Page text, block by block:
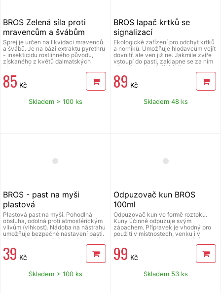
BROS Zelená síla proti
mravencům a švábům
300ml
Sprej je určen na likvidaci mravenců
a švábů. Je na bázi extraktu pyrethru
- insekticidu rostlinného původu,
získaného z květů dalmatských
chryzantém.
85 Kč
Skladem > 100 ks
BROS lapač krtků se
signalizací
Ekologické zařízení pro odchyt krtků
a norníků. Umožňuje hlodavcům vejít
dovnitř, ale ven již ne. Jakmile zvíře
vstoupí do pasti, zaklapne se za ním
západka zabraňující úniku a
zdvihnutý praporek signalizuje
přítomnost zvířete v pasti. Před
použitím si přečtěte přiložený návod
89 Kč
Skladem 48 ks
BROS - past na myši
plastová
Plastová past na myši. Pohodlná
obsluha, odolná proti atmosférickým
vlivům (vlhkost). Nádoba na nástrahu
umožňuje bezpečné nastavení pasti.
Před použitím si přečtěte přiložený
návod k použití.
39 Kč
Skladem > 100 ks
Odpuzovač kun BROS
100ml
Odpuzovač kun ve formě roztoku.
Kuny účinně odpuzuje svým
zápachem. Přípravek je vhodný pro
použití v místnostech, venku i v
autech. Ošetřené plochy chrání po
dobu až 8 týdnů. Obsah 100 ml.
99 Kč
Skladem 53 ks